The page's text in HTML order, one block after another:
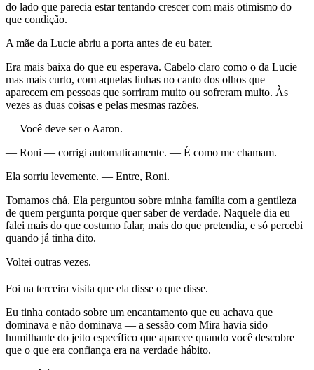
do lado que parecia estar tentando crescer com mais otimismo do
que condição.
A mãe da Lucie abriu a porta antes de eu bater.
Era mais baixa do que eu esperava. Cabelo claro como o da Lucie
mas mais curto, com aquelas linhas no canto dos olhos que
aparecem em pessoas que sorriram muito ou sofreram muito. Às
vezes as duas coisas e pelas mesmas razões.
— Você deve ser o Aaron.
— Roni — corrigi automaticamente. — É como me chamam.
Ela sorriu levemente. — Entre, Roni.
Tomamos chá. Ela perguntou sobre minha família com a gentileza
de quem pergunta porque quer saber de verdade. Naquele dia eu
falei mais do que costumo falar, mais do que pretendia, e só percebi
quando já tinha dito.
Voltei outras vezes.
Foi na terceira visita que ela disse o que disse.
Eu tinha contado sobre um encantamento que eu achava que
dominava e não dominava — a sessão com Mira havia sido
humilhante do jeito específico que aparece quando você descobre
que o que era confiança era na verdade hábito.